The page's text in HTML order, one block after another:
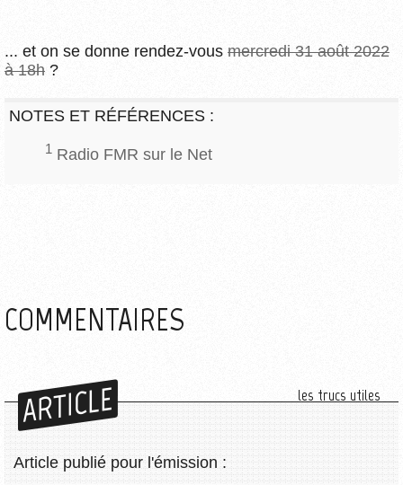
... et on se donne rendez-vous mercredi 31 août 2022
à 18h ?
NOTES ET RÉFÉRENCES :
1 Radio FMR sur le Net
COMMENTAIRES
ARTICLE les trucs utiles
Article publié pour l'émission :